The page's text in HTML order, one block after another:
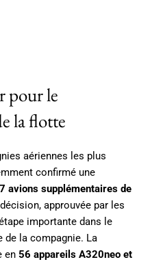
pour le
la flotte
aériennes les plus
confirmé une
avions supplémentaires de
approuvée par les
importante dans le
de la compagnie. La
en 56 appareils A320neo et